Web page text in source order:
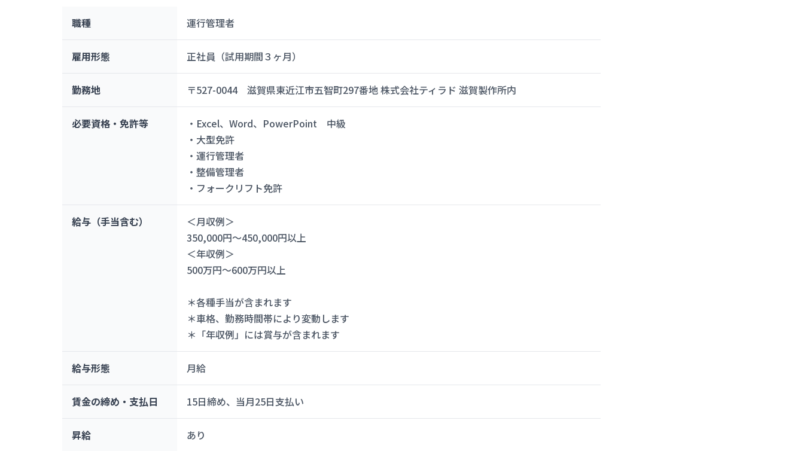
職種 運行管理者
雇用形態 正社員（試用期間３ヶ月）
勤務地 〒527-0044 滋賀県東近江市五智町297番地 株式会社ティラド 滋賀製作所内
必要資格・免許等
・Excel、Word、PowerPoint 中級
・大型免許
・運行管理者
・整備管理者
・フォークリフト免許
給与（手当含む）
＜月収例＞
350,000円～450,000円以上
＜年収例＞
500万円～600万円以上
＊各種手当が含まれます
＊車格、勤務時間帯により変動します
＊「年収例」には賞与が含まれます
給与形態 月給
賃金の締め・支払日 15日締め、当月25日支払い
昇給 あり